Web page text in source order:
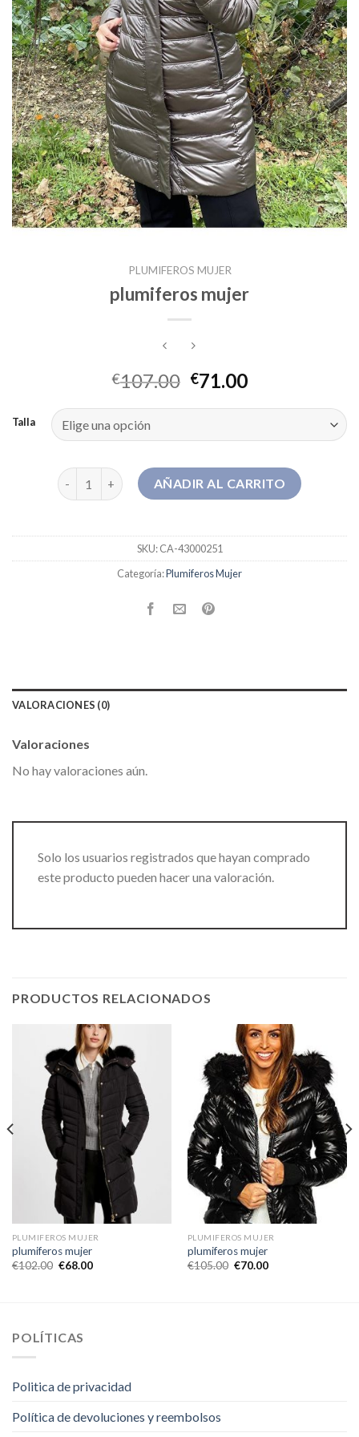
PLUMIFEROS MUJER
plumiferos mujer
€107.00 €71.00
Talla
plumiferos mujer cantidadAÑADIR AL CARRITO
SKU:CA-43000251
Categoría:Plumiferos Mujer
VALORACIONES (0)
Valoraciones
No hay valoraciones aún.
Solo los usuarios registrados que hayan comprado
este producto pueden hacer una valoración.
PRODUCTOS RELACIONADOS
PLUMIFEROS MUJER
plumiferos mujer
€102.00 €68.00
PLUMIFEROS MUJER
plumiferos mujer
€105.00 €70.00
POLÍTICAS
Politica de privacidad
Política de devoluciones y reembolsos